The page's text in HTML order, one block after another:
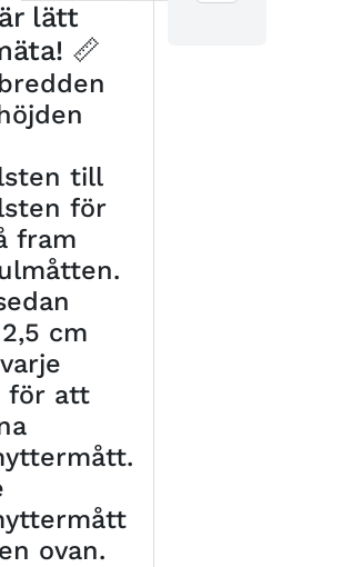
lätt
📏
till
för
fram
cm
för att
ovan.